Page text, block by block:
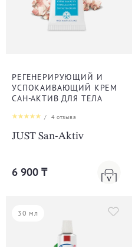
РЕГЕНЕРИРУЮЩИЙ И
УСПОКАИВАЮЩИЙ КРЕМ
САН-АКТИВ ДЛЯ ТЕЛА
/ 4отзыва
JUST San-Aktiv
6 900 ₸
30 мл